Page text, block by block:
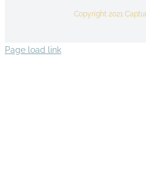
Copyright 2021
Page load link